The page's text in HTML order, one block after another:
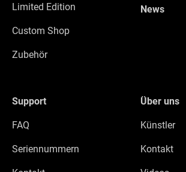
Limited Edition
Custom Shop
Zubehör
News
Support
FAQ
Seriennummern
Über uns
Künstler
Kontakt